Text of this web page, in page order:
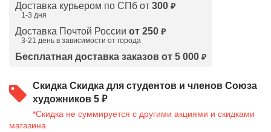
Доставка курьером по СПб от 300 ₽
1-3 дня
Доставка Почтой России от 250 ₽
3-21 день в зависимости от города
Бесплатная доставка заказов от 5 000 ₽
Скидка Скидка для студентов и членов Союза
художников 5 ₽
*Скидка не суммируется с другими акциями и скидками
магазина